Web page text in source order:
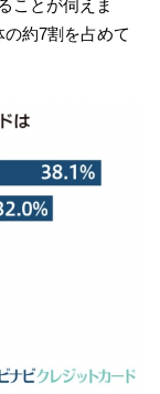
ことが伺えま
約7割を占めて